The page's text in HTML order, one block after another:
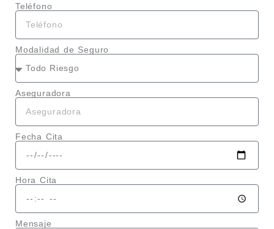
Teléfono
Modalidad de Seguro
Aseguradora
Fecha Cita
Hora Cita
Mensaje